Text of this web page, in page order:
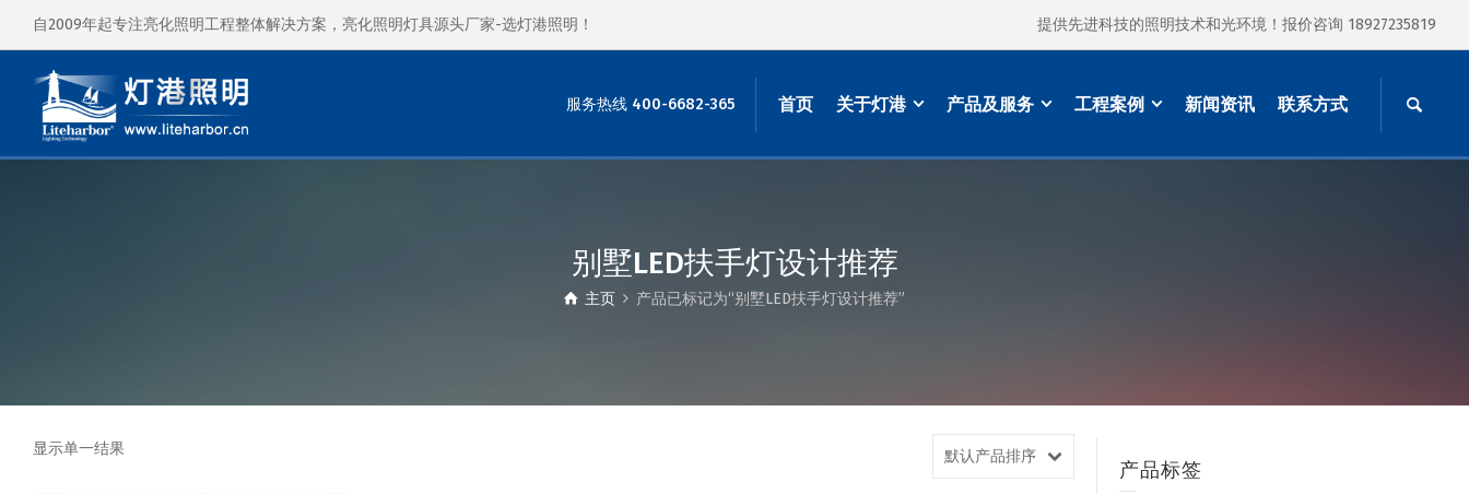
自2009年起专注亮化照明工程整体解决方案，亮化照明灯具源头厂家-选灯港照明！ 提供先进科技的照明技术和光环境！报价咨询 18927235819
服务热线 400-6682-365 首页 关于灯港 产品及服务 工程案例 新闻资讯 联系方式
别墅LED扶手灯设计推荐
主页 产品已标记为“别墅LED扶手灯设计推荐”
显示单一结果 默认产品排序
产品标签